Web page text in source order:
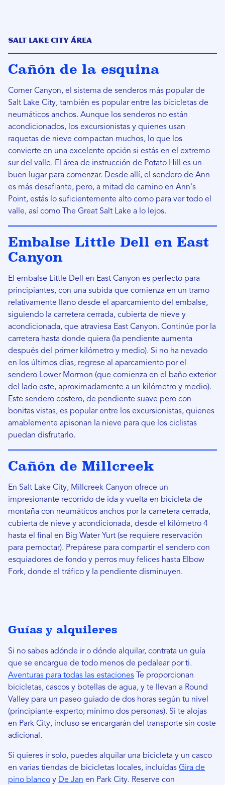
Salt Lake City Área
Cañón de la esquina
Corner Canyon, el sistema de senderos más popular de
Salt Lake City, también es popular entre las bicicletas de
neumáticos anchos. Aunque los senderos no están
acondicionados, los excursionistas y quienes usan
raquetas de nieve compactan muchos, lo que los
convierte en una excelente opción si estás en el extremo
sur del valle. El área de instrucción de Potato Hill es un
buen lugar para comenzar. Desde allí, el sendero de Ann
es más desafiante, pero, a mitad de camino en Ann's
Point, estás lo suficientemente alto como para ver todo el
valle, así como The Great Salt Lake a lo lejos.
Embalse Little Dell en East
Canyon
El embalse Little Dell en East Canyon es perfecto para
principiantes, con una subida que comienza en un tramo
relativamente llano desde el aparcamiento del embalse,
siguiendo la carretera cerrada, cubierta de nieve y
acondicionada, que atraviesa East Canyon. Continúe por la
carretera hasta donde quiera (la pendiente aumenta
después del primer kilómetro y medio). Si no ha nevado
en los últimos días, regrese al aparcamiento por el
sendero Lower Mormon (que comienza en el baño exterior
del lado este, aproximadamente a un kilómetro y medio).
Este sendero costero, de pendiente suave pero con
bonitas vistas, es popular entre los excursionistas, quienes
amablemente apisonan la nieve para que los ciclistas
puedan disfrutarlo.
Cañón de Millcreek
En Salt Lake City, Millcreek Canyon ofrece un
impresionante recorrido de ida y vuelta en bicicleta de
montaña con neumáticos anchos por la carretera cerrada,
cubierta de nieve y acondicionada, desde el kilómetro 4
hasta el final en Big Water Yurt (se requiere reservación
para pernoctar). Prepárese para compartir el sendero con
esquiadores de fondo y perros muy felices hasta Elbow
Fork, donde el tráfico y la pendiente disminuyen.
Guías y alquileres
Si no sabes adónde ir o dónde alquilar, contrata un guía
que se encargue de todo menos de pedalear por ti.
Aventuras para todas las estaciones Te proporcionan
bicicletas, cascos y botellas de agua, y te llevan a Round
Valley para un paseo guiado de dos horas según tu nivel
(principiante-experto; mínimo dos personas). Si te alojas
en Park City, incluso se encargarán del transporte sin coste
adicional.
Si quieres ir solo, puedes alquilar una bicicleta y un casco
en varias tiendas de bicicletas locales, incluidas Gira de
pino blanco y De Jan en Park City. Reserve con